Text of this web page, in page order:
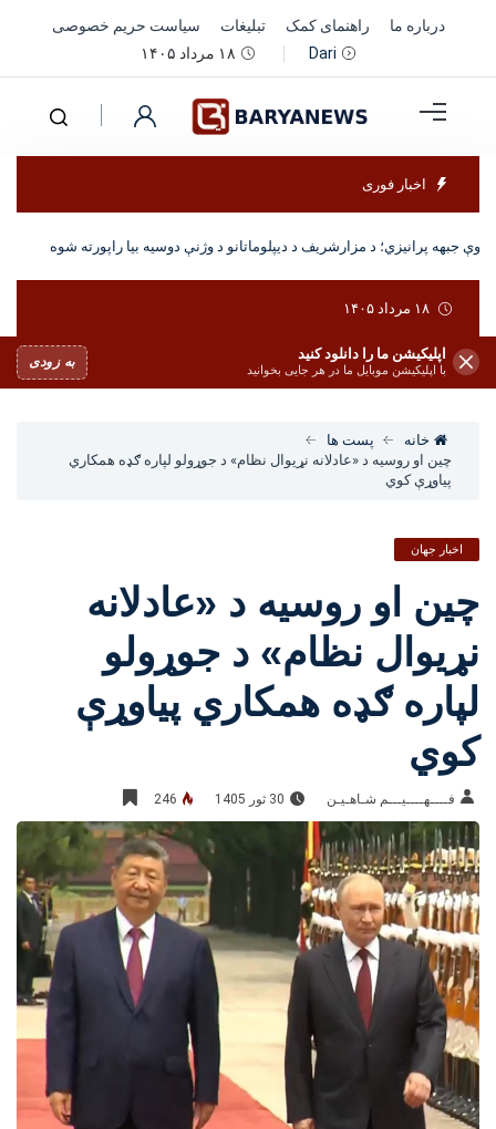
درباره ما راهنمای کمک تبلیغات
سیاست حریم خصوصی
Dari
۱۸ مرداد ۱۴۰۵
اخبار فوری
نوې جبهه پرانیزي؛ د مزارشریف د دیپلوماتانو د وژنې دوسیه بیا راپورته شوه
۱۸ مرداد ۱۴۰۵
اپلیکیشن ما را دانلود کنید
با اپلیکیشن موبایل ما در هر جایی بخوانید
به زودی
خانه
پست ها
چین او روسیه د «عادلانه نړیوال نظام» د جوړولو لپاره ګډه همکاري
پیاوړې کوي
اخبار جهان
چین او روسیه د «عادلانه
نړیوال نظام» د جوړولو
لپاره ګډه همکاري پیاوړې
کوي
فــــهــــيـــم شـاهـیـن‎‎ 30 ثور 1405 246